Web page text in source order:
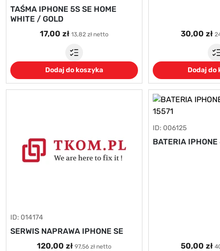
TAŚMA IPHONE 5S SE HOME
WHITE / GOLD
17,00 zł 13,82 zł netto
Dodaj do koszyka
30,00 zł
Dodaj do
ID: 014174
SERWIS NAPRAWA IPHONE SE
120,00 zł 97,56 zł netto
ID: 006125
BATERIA IPHONE
50,00 zł